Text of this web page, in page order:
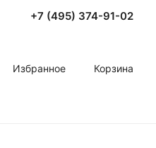
+7 (495) 374-91-02
Избранное
Корзина